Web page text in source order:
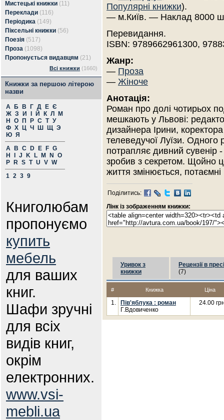
Мистецькі книжки (11)
Переклади (116)
Періодика (149)
Піксельні книжки (56)
Поезія (517)
Проза (1098)
Пропонується видавцям (21)
Всі книжки (1660)
Книжки за першою літерою
назви
А Б В Г Д Е Є
Ж З И Й К Л
М
Н
О П Р С Т У
Ф Х Ц Ч Ш Щ Э
Ю Я
A
B C D E F G
H
J K L M N
O
P
R S T U V W
1 2 3 9
Книголюбам
пропонуємо
купить
мебель
для ваших
книг.
Шафи зручні
для всіх
видів книг,
окрім
електронних.
www.vsi-
mebli.ua
Популярні книжки).
— м.Київ. — Наклад 8000
Перевидання.
ISBN: 9789662961300,
Жанр:
— Проза
— Жіноче
Анотація:
Роман про долі чотирьох
мешкають у Львові:
дизайнера Ірини,
телеведучої Луїзи. Одного
потрапляє дивний сувенір
зробив з секретом. Щойно
життя змінюється,
Поділитись:
Лінк із зображенням книжки:
Уривок з
книжки
Рецензії в пресі
(7)
# Книжка Ціна
1.
Пів'яблука : роман
Г.Вдовиченко
24.00